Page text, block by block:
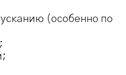
(особенно по